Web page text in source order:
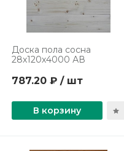
Доска пола сосна
28х120х4000 АВ
787.20 ₽ / шт
В корзину